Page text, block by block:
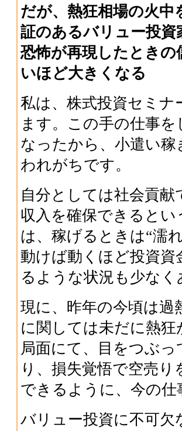
だが、熱狂相場の火中
証のあるバリュー投
恐怖が再現したとき
いほど大きくなる
私は、株式投資セミ
ます。この手の仕事
なったから、小遣い
われがちです。
自分としては社会貢
収入を確保できると
は、稼げるときは“濡
動けば動くほど投資
るような状況も少な
現に、昨年の今頃は過
に関しては未だに熱
局面にて、目をつぶ
り、損失覚悟で空売
できるように、今の
バリュー投資に不可